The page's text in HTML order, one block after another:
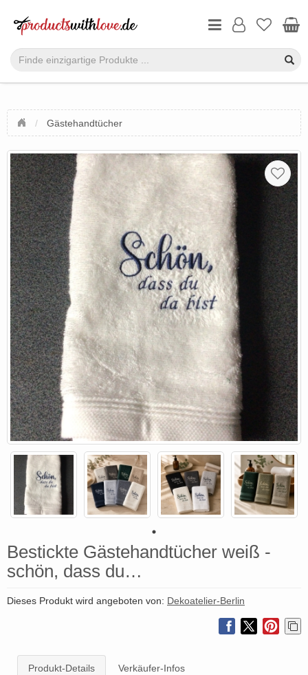
Gästehandtücher
Bestickte Gästehandtücher weiß -
schön, dass du…
Dieses Produkt wird angeboten von: Dekoatelier-Berlin
Produkt-Details Verkäufer-Infos